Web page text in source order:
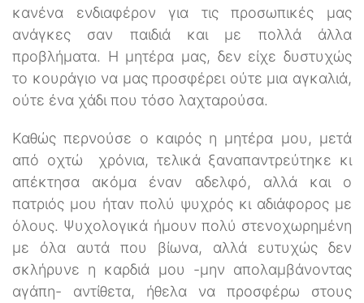
κανένα ενδιαφέρον για τις προσωπικές μας
ανάγκες σαν παιδιά και με πολλά άλλα
προβλήματα. Η μητέρα μας, δεν είχε δυστυχώς
το κουράγιο να μας προσφέρει ούτε μια αγκαλιά,
ούτε ένα χάδι που τόσο λαχταρούσα.
Καθώς περνούσε ο καιρός η μητέρα μου, μετά
από οχτώ χρόνια, τελικά ξαναπαντρεύτηκε κι
απέκτησα ακόμα έναν αδελφό, αλλά και ο
πατριός μου ήταν πολύ ψυχρός κι αδιάφορος με
όλους. Ψυχολογικά ήμουν πολύ στενοχωρημένη
με όλα αυτά που βίωνα, αλλά ευτυχώς δεν
σκλήρυνε η καρδιά μου -μην απολαμβάνοντας
αγάπη- αντίθετα, ήθελα να προσφέρω στους